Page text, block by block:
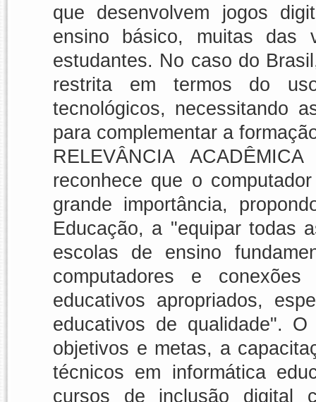
que desenvolvem jogos
ensino básico, muitas das
estudantes. No caso do
restrita em termos do
tecnológicos, necessitando
para complementar a
RELEVÂNCIA
reconhece que o
grande importância,
Educação, a "equipar todas
escolas de ensino
computadores e
educativos apropriados,
educativos de qualidade".
objetivos e metas, a
técnicos em informática
cursos de inclusão digital